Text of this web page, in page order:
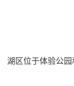
湖区位于体验公